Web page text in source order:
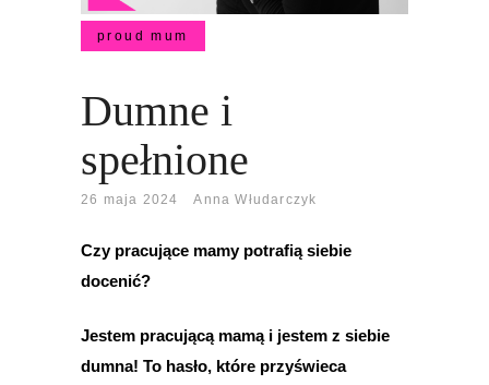
proud mum
Dumne i
spełnione
26 maja 2024 Anna Włudarczyk
Czy pracujące mamy potrafią siebie
docenić?
Jestem pracującą mamą i jestem z siebie
dumna! To hasło, które przyświeca